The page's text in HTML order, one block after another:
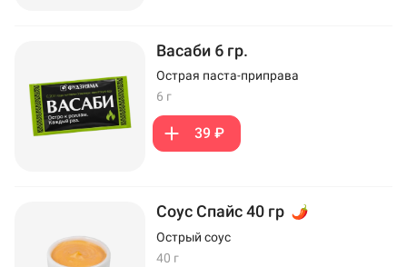
Васаби 6 гр.
Острая паста-приправа
6 г
39 ₽
Соус Спайс 40 гр
Острый соус
40 г